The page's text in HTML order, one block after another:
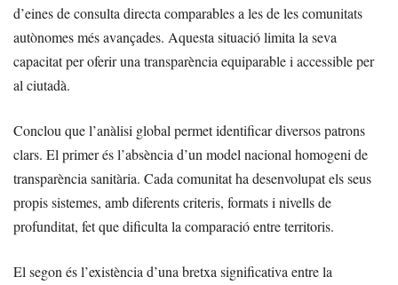
d’eines de consulta directa comparables a les de les comunitats
autònomes més avançades. Aquesta situació limita la seva
capacitat per oferir una transparència equiparable i accessible per
al ciutadà.
Conclou que l’anàlisi global permet identificar diversos patrons
clars. El primer és l’absència d’un model nacional homogeni de
transparència sanitària. Cada comunitat ha desenvolupat els seus
propis sistemes, amb diferents criteris, formats i nivells de
profunditat, fet que dificulta la comparació entre territoris.
El segon és l’existència d’una bretxa significativa entre la